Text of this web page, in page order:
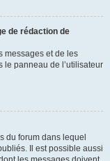
de rédaction de
messages et de les
le panneau de l’utilisateur
du forum dans lequel
Il est possible aussi